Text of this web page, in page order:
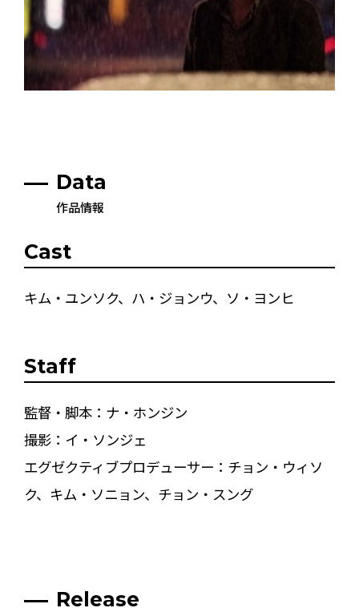
Data
作品情報
Cast
キム・ユンソク、ハ・ジョンウ、ソ・ヨンヒ
Staff
監督・脚本：ナ・ホンジン
撮影：イ・ソンジェ
エグゼクティブプロデューサー：チョン・ウィソ
ク、キム・ソニョン、チョン・スング
Release